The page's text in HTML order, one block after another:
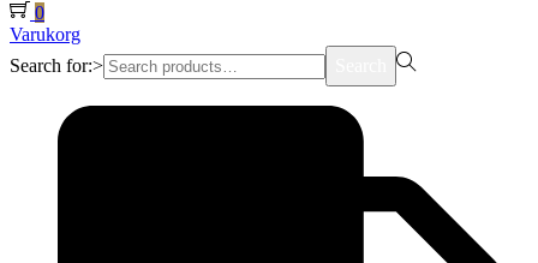
0
Varukorg
Search for:>